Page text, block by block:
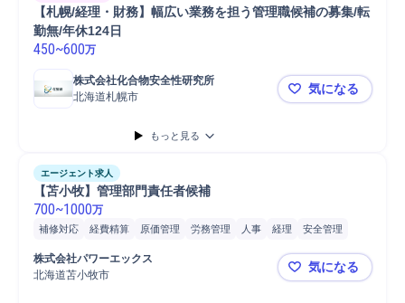
【札幌/経理・財務】幅広い業務を担う管理職候補の募集/転
勤無/年休124日
450~600万
株式会社化合物安全性研究所
北海道札幌市
【札幌/経理
気になる
もっと見る
エージェント求人
【苫小牧】管理部門責任者候補
700~1000万
補修対応 経費精算 原価管理 労務管理 人事 経理
安全管理
工場
衛生管理
株式会社パワーエックス
北海道苫小牧市
【苫小牧】
気になる